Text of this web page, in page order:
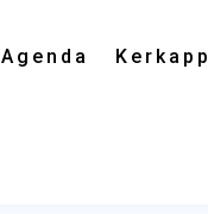
Agenda Kerkapp